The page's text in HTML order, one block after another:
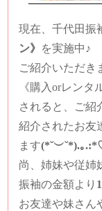
現在、千代田振
ン》 を実施中♪
ご紹介いただき
《購入orレンタ
されると、
ご紹
紹介されたお友
ます(*˘︶˘*).｡
尚、姉妹や従姉
振袖の金額より
お友達や妹さん